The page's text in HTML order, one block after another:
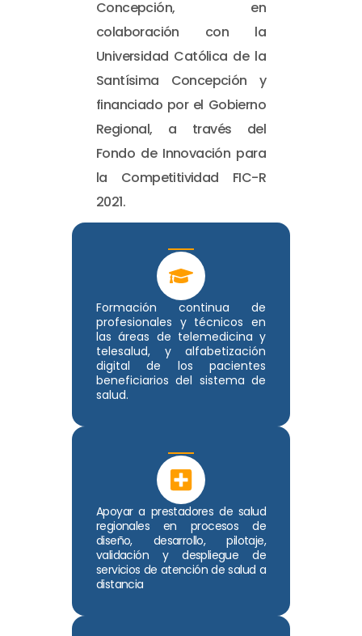
Formación continua de
profesionales y técnicos en
las áreas de telemedicina y
telesalud, y alfabetización
digital de los pacientes
beneficiarios del sistema de
salud.
Apoyar a prestadores de salud
regionales en procesos de
diseño, desarrollo, pilotaje,
validación y despliegue de
servicios de atención de salud a
distancia
Concepción, en
colaboración con la
Universidad Católica de la
Santísima Concepción y
financiado por el Gobierno
Regional, a través del
Fondo de Innovación para
la Competitividad FIC-R
2021.